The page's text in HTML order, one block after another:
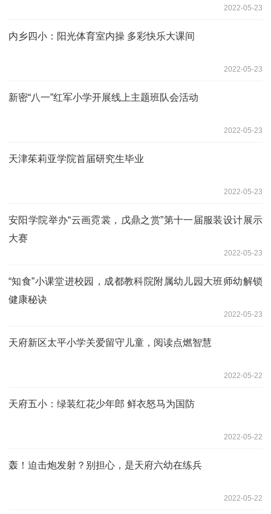
2022-05-23
内乡四小：阳光体育室内操 多彩快乐大课间
2022-05-23
新密“八一”红军小学开展线上主题班队会活动
2022-05-23
天津茱莉亚学院首届研究生毕业
2022-05-23
安阳学院举办“云画霓裳，戊鼎之赏”第十一届服装设计展示
大赛
2022-05-23
“知食”小课堂进校园，成都教科院附属幼儿园大班师幼解锁
健康秘诀
2022-05-23
天府新区太平小学关爱留守儿童，阅读点燃智慧
2022-05-22
天府五小：绿装红花少年郎 鲜衣怒马为国防
2022-05-22
轰！迫击炮发射？别担心，是天府六幼在练兵
2022-05-22